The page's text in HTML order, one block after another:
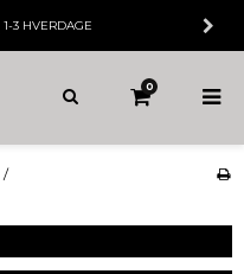
1-3 HVERDAGE
0
/